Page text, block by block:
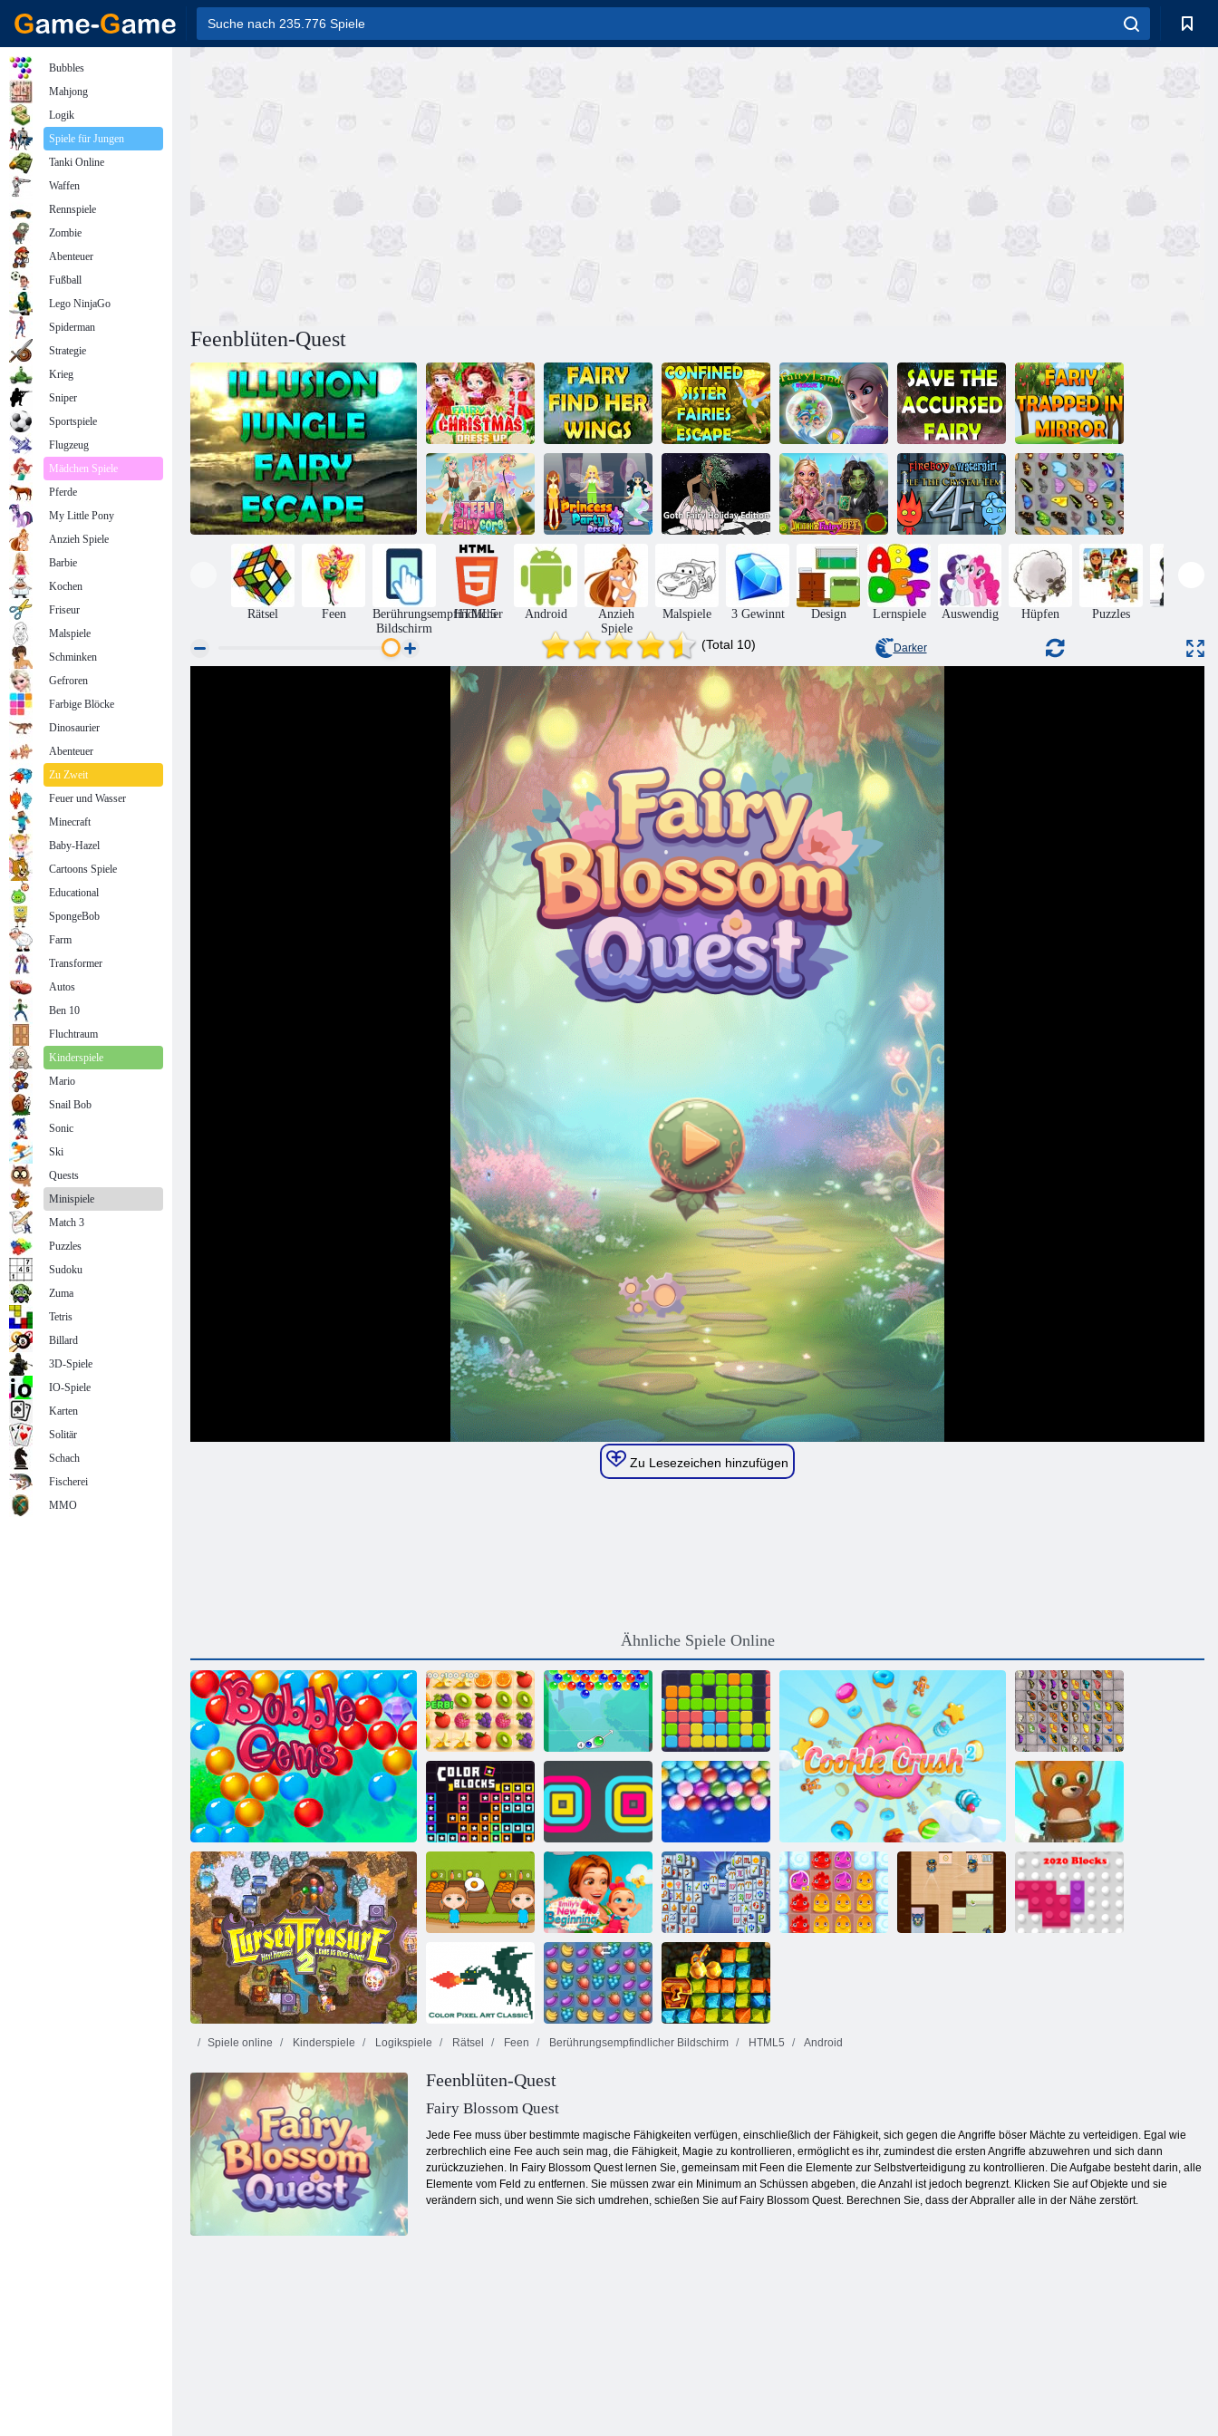
Feenblüten-Quest
Feenhaftes
Weihnachtskostüm
Fee findet ihre
Flügel
Eingeschränkte
Schwester-Feen-
Flucht
Rettung im
Feenland
Rette die
verfluchte Fee
Fee im Spiegel
gefangen
Teen Märchen
Prinzessinnen-
Party-
Verkleidung
Goth Fairy
Holiday Edition
Hexe und Fee
BFF
Feuer und
Wasser 4:
Kristalltempel
Schmetterlings
Kyodai
Rätsel Feen
Berührungsempfindlicher
Bildschirm
HTML5 Android
Anzieh
Spiele
Malspiele 3 Gewinnt Design Lernspiele Auswendig Hüpfen Puzzles
(Total 10) Darker
Zu Lesezeichen hinzufügen
Ähnliche Spiele Online
Bubble Gemes - 3 Gewinnt
Saftiger
Armaturenbrett
Bubble Charms 11x11
Schmetterlings
Kyodai HD
Farbblöcke Square Stapler
Verfluchter Schatz 2
Endlose Bubbles
Bubble Shooter
endlos
Orange Ranch
Köstliche
Emilys New
Beginning
Mahjong
Fortuna
Color Pixel Art
Classic Classic
Spiele online Kinderspiele Logikspiele Rätsel Feen Berührungsempfindlicher Bildschirm HTML5 Android
Feenblüten-Quest
Fairy Blossom Quest
Jede Fee muss über bestimmte magische Fähigkeiten verfügen, einschließlich der Fähigkeit, sich gegen die Angriffe böser Mächte zu verteidigen. Egal wie
zerbrechlich eine Fee auch sein mag, die Fähigkeit, Magie zu kontrollieren, ermöglicht es ihr, zumindest die ersten Angriffe abzuwehren und sich dann
zurückzuziehen. In Fairy Blossom Quest lernen Sie, gemeinsam mit Feen die Elemente zur Selbstverteidigung zu kontrollieren. Die Aufgabe besteht darin, alle
Elemente vom Feld zu entfernen. Sie müssen zwar ein Minimum an Schüssen abgeben, die Anzahl ist jedoch begrenzt. Klicken Sie auf Objekte und sie
verändern sich, und wenn Sie sich umdrehen, schießen Sie auf Fairy Blossom Quest. Berechnen Sie, dass der Abpraller alle in der Nähe zerstört.
Bubbles
Mahjong
Logik
Spiele für Jungen
Tanki Online
Waffen
Rennspiele
Zombie
Abenteuer
Fußball
Lego NinjaGo
Spiderman
Strategie
Krieg
Sniper
Sportspiele
Flugzeug
Mädchen Spiele
Pferde
My Little Pony
Anzieh Spiele
Barbie
Kochen
Friseur
Malspiele
Schminken
Gefroren
Farbige Blöcke
Dinosaurier
Abenteuer
Zu Zweit
Feuer und Wasser
Minecraft
Baby-Hazel
Cartoons Spiele
Educational
SpongeBob
Farm
Transformer
Autos
Ben 10
Fluchtraum
Kinderspiele
Mario
Snail Bob
Sonic
Ski
Quests
Minispiele
Match 3
Puzzles
Sudoku
Zuma
Tetris
Billard
3D-Spiele
IO-Spiele
Karten
Solitär
Schach
Fischerei
MMO